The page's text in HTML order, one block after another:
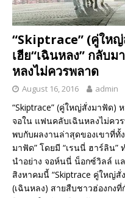
“Skiptrace” (คู่ให
เฮีย“เฉินหลง” กลับ
หลงไม่ควรพลาด
August 16, 2016 admin
“Skiptrace” (คู่ใหญ่สั่งมาฟัด)
จอใน แฟนคลับเฉินหลงไม่คว
พบกับผลงานล่าสุดของเขาที่ทั้
มาฟัด” โดยมี “เรนนี่ ฮาร์ลิน
นำอย่าง จอห์นนี่ น็อกซ์วิลล์ แ
สิงหาคมนี้ “Skiptrace คู่ใหญ่สั่
(เฉินหลง) สายสืบชาวฮ่องกง